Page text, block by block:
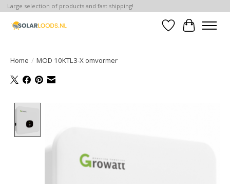
Large selection of products and fast shipping!
Verlanglijst
Home / MOD 10KTL3-X omvormer